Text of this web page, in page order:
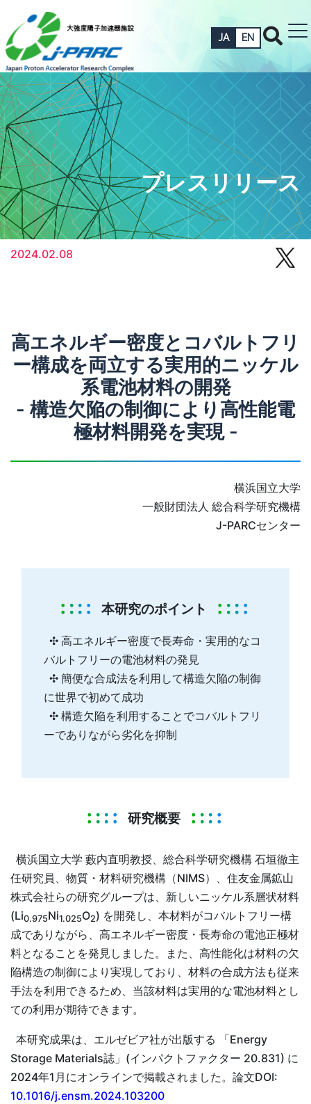
JA EN
プレスリリース
2024.02.08
高エネルギー密度とコバルトフリ
ー構成を両立する実用的ニッケル
系電池材料の開発
- 構造欠陥の制御により高性能電
極材料開発を実現 -
横浜国立大学
一般財団法人 総合科学研究機構
J-PARCセンター
本研究のポイント
✣ 高エネルギー密度で長寿命・実用的なコ
バルトフリーの電池材料の発見
✣ 簡便な合成法を利用して構造欠陥の制御
に世界で初めて成功
✣ 構造欠陥を利用することでコバルトフリ
ーでありながら劣化を抑制
研究概要
横浜国立大学 藪内直明教授、総合科学研究機構 石垣徹主
任研究員、物質・材料研究機構（NIMS）、住友金属鉱山
株式会社らの研究グループは、新しいニッケル系層状材料
(Li0.975Ni1.025O2) を開発し、本材料がコバルトフリー構
成でありながら、高エネルギー密度・長寿命の電池正極材
料となることを発見しました。また、高性能化は材料の欠
陥構造の制御により実現しており、材料の合成方法も従来
手法を利用できるため、当該材料は実用的な電池材料とし
ての利用が期待できます。
本研究成果は、エルゼビア社が出版する 「Energy
Storage Materials誌」(インパクトファクター 20.831) に
2024年1月にオンラインで掲載されました。論文DOI:
10.1016/j.ensm.2024.103200